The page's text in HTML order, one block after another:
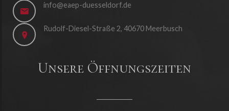
info@eaep-duesseldorf.de
Rudolf-Diesel-Straße 2, 40670 Meerbusch
Unsere Öffnungszeiten